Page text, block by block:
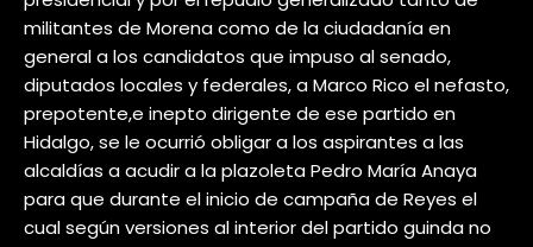
militantes de Morena como de la ciudadanía en
general a los candidatos que impuso al senado,
diputados locales y federales, a Marco Rico el nefasto,
prepotente,e inepto dirigente de ese partido en
Hidalgo, se le ocurrió obligar a los aspirantes a las
alcaldías a acudir a la plazoleta Pedro María Anaya
para que durante el inicio de campaña de Reyes el
cual según versiones al interior del partido guinda no